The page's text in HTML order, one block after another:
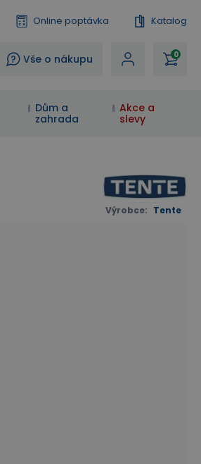
Online poptávka Katalog
? Vše o nákupu 0
Dům a
zahrada
Akce a
slevy
Výrobce: Tente